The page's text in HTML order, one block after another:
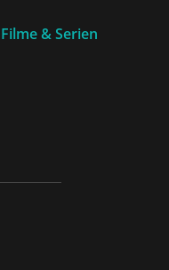
Filme & Serien